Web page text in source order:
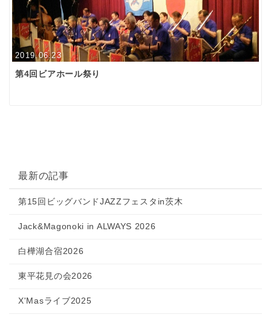
2019.06.23
第4回ビアホール祭り
最新の記事
第15回ビッグバンドJAZZフェスタin茨木
Jack&Magonoki in ALWAYS 2026
白樺湖合宿2026
東平花見の会2026
X'Masライブ2025